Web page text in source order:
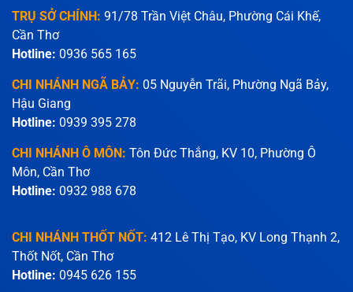
TRỤ SỞ CHÍNH: 91/78 Trần Việt Châu, Phường Cái Khế,
Cần Thơ
Hotline: 0936 565 165
CHI NHÁNH NGÃ BẢY: 05 Nguyễn Trãi, Phường Ngã Bảy,
Hậu Giang
Hotline: 0939 395 278
CHI NHÁNH Ô MÔN: Tôn Đức Thắng, KV 10, Phường Ô
Môn, Cần Thơ
Hotline: 0932 988 678
CHI NHÁNH THỐT NỐT: 412 Lê Thị Tạo, KV Long Thạnh 2,
Thốt Nốt, Cần Thơ
Hotline: 0945 626 155